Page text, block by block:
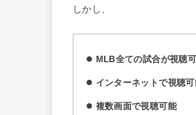
しかし、
MLB全ての試合が視聴
インターネットで視聴
複数画面で視聴可能